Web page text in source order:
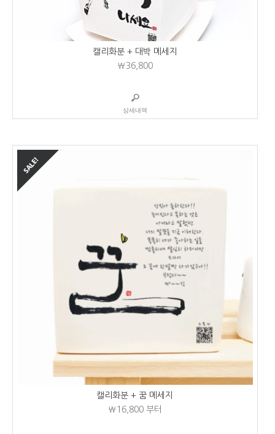
캘리화분 + 대박 메세지
₩36,800
상세내역
캘리화분 + 꿈 메세지
₩16,800부터